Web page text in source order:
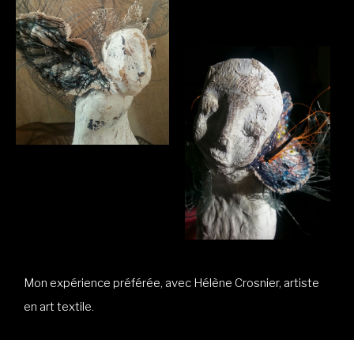
Mon expérience préférée, avec Hélène Crosnier, artiste
en art textile.